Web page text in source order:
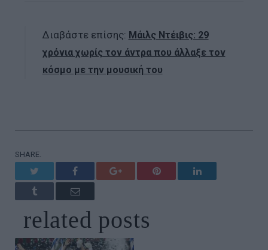
Διαβάστε επίσης: Μάιλς Ντέιβις: 29
χρόνια χωρίς τον άντρα που άλλαξε τον
κόσμο με την μουσική του
SHARE.
Facebook Google+ Pinterest LinkedIn
Tumblr Email
related posts